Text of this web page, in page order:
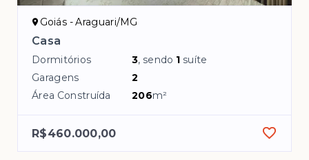
Goiás - Araguari/MG
Casa
Dormitórios 3, sendo 1 suíte
Garagens
2
Área Construída
206m²
R$460.000,00